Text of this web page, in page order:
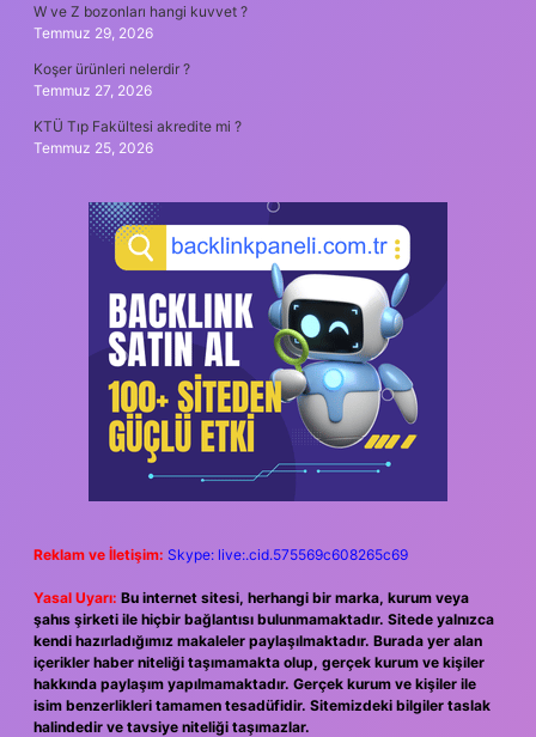
W ve Z bozonları hangi kuvvet ?
Temmuz 29, 2026
Koşer ürünleri nelerdir ?
Temmuz 27, 2026
KTÜ Tıp Fakültesi akredite mi ?
Temmuz 25, 2026
Reklam ve İletişim: Skype: live:.cid.575569c608265c69
Yasal Uyarı: Bu internet sitesi, herhangi bir marka, kurum veya
şahıs şirketi ile hiçbir bağlantısı bulunmamaktadır. Sitede yalnızca
kendi hazırladığımız makaleler paylaşılmaktadır. Burada yer alan
içerikler haber niteliği taşımamakta olup, gerçek kurum ve kişiler
hakkında paylaşım yapılmamaktadır. Gerçek kurum ve kişiler ile
isim benzerlikleri tamamen tesadüfidir. Sitemizdeki bilgiler taslak
halindedir ve tavsiye niteliği taşımazlar.